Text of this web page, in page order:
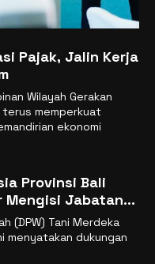
Pajak, Jalin Kerja
Wilayah Gerakan
terus memperkuat
ekonomi
Provinsi Bali
Mengisi Jabatan
(DPW) Tani Merdeka
menyatakan dukungan